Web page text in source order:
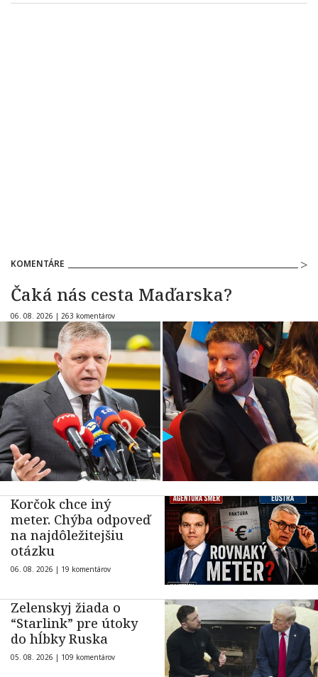
KOMENTÁRE
Čaká nás cesta Maďarska?
06. 08. 2026 | 263 komentárov
Korčok chce iný
meter. Chýba odpoveď
na najdôležitejšiu
otázku
06. 08. 2026 | 19 komentárov
Zelenskyj žiada o
“Starlink” pre útoky
do hĺbky Ruska
05. 08. 2026 | 109 komentárov